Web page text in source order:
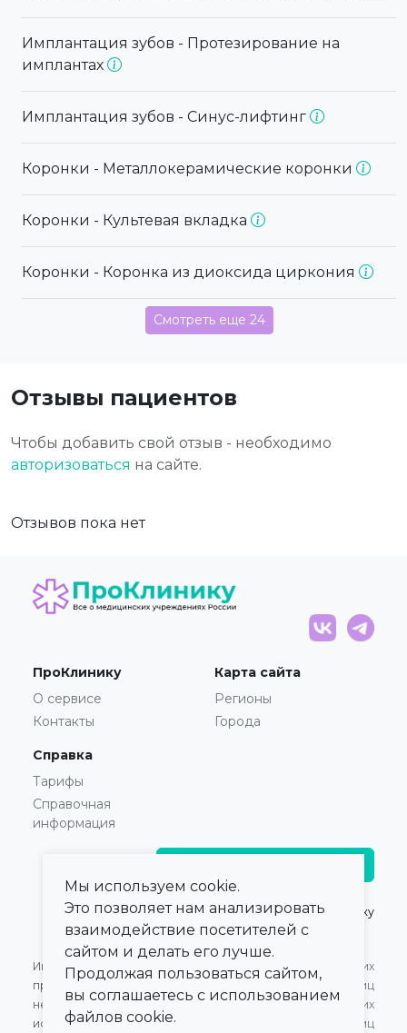
Имплантация зубов - Протезирование на
имплантах
Имплантация зубов - Синус-лифтинг
Коронки - Металлокерамические коронки
Коронки - Культевая вкладка
Коронки - Коронка из диоксида циркония
Смотреть еще 24
Отзывы пациентов
Чтобы добавить свой отзыв - необходимо
авторизоваться на сайте.
Отзывов пока нет
ПроКлинику
О сервисе
Контакты
Карта сайта
Регионы
Города
Справка
Тарифы
Справочная
информация
© 2021 — 2026,ПроКлинику
Информация,
представленная на сайте,
не может быть
использована для
Оферта для Юридических
лиц
Оферта для Физических
лиц
Мы используем cookie.
Это позволяет нам анализировать
взаимодействие посетителей с
сайтом и делать его лучше.
Продолжая пользоваться сайтом,
вы соглашаетесь с использованием
файлов cookie.